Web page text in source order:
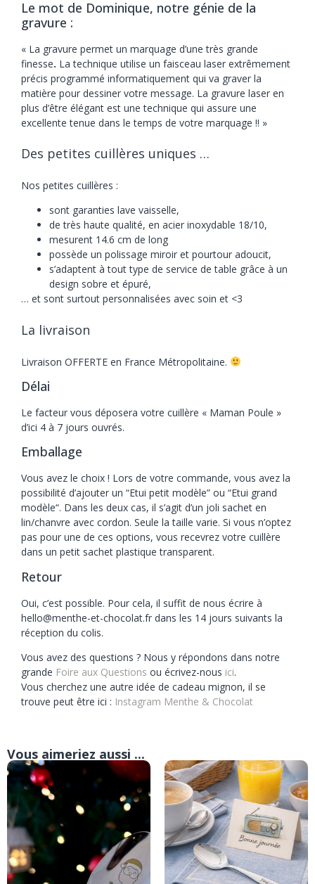
Le mot de Dominique, notre génie de la
gravure :
« La gravure permet un marquage d’une très grande
finesse. La technique utilise un faisceau laser extrêmement
précis programmé informatiquement qui va graver la
matière pour dessiner votre message. La gravure laser en
plus d’être élégant est une technique qui assure une
excellente tenue dans le temps de votre marquage !! »
Des petites cuillères uniques …
Nos petites cuillères :
sont garanties lave vaisselle,
de très haute qualité, en acier inoxydable 18/10,
mesurent 14.6 cm de long
possède un polissage miroir et pourtour adoucit,
s’adaptent à tout type de service de table grâce à un
design sobre et épuré,
… et sont surtout personnalisées avec soin et <3
La livraison
Livraison OFFERTE en France Métropolitaine.
Délai
Le facteur vous déposera votre cuillère « Maman Poule »
d’ici 4 à 7 jours ouvrés.
Emballage
Vous avez le choix ! Lors de votre commande, vous avez la
possibilité d’ajouter un “Etui petit modèle” ou “Etui grand
modèle“. Dans les deux cas, il s’agit d’un joli sachet en
lin/chanvre avec cordon. Seule la taille varie. Si vous n’optez
pas pour une de ces options, vous recevrez votre cuillère
dans un petit sachet plastique transparent.
Retour
Oui, c’est possible. Pour cela, il suffit de nous écrire à
hello@menthe-et-chocolat.fr dans les 14 jours suivants la
réception du colis.
Vous avez des questions ? Nous y répondons dans notre
grande Foire aux Questions ou écrivez-nous ici.
Vous cherchez une autre idée de cadeau mignon, il se
trouve peut être ici : Instagram Menthe & Chocolat
Vous aimeriez aussi ...